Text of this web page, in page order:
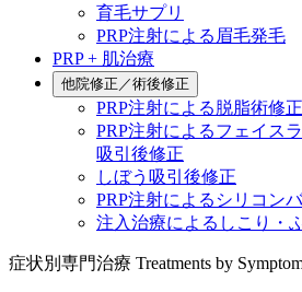
育毛サプリ
PRP注射による眉毛発毛
PRP + 肌治療
他院修正／術後修正
PRP注射による脱脂術修正
PRP注射によるフェイス
吸引後修正
しぼう吸引後修正
PRP注射によるシリコン
注入治療によるしこり・
症状別専門治療 Treatments by